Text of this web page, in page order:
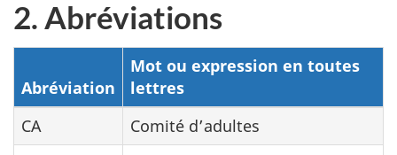
2. Abréviations
Abréviation
Mot ou expression en toutes
lettres
CA
Comité d’adultes